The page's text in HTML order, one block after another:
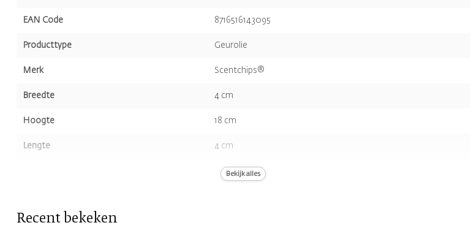
EAN Code 8716516143095
Producttype Geurolie
Merk Scentchips®
Breedte 4 cm
Hoogte 18 cm
Lengte 4 cm
200 ml
Geur
Bekijk alles
Recent bekeken